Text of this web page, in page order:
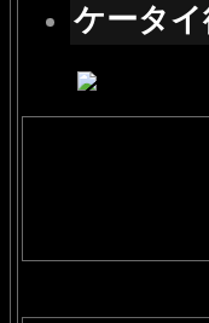
ケータ